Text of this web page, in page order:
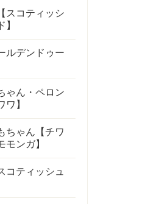
スコティッシ
】
ルデンドゥー
ゃん・ペロン
ワ】
ちゃん【チワ
モンガ】
コティッシュ